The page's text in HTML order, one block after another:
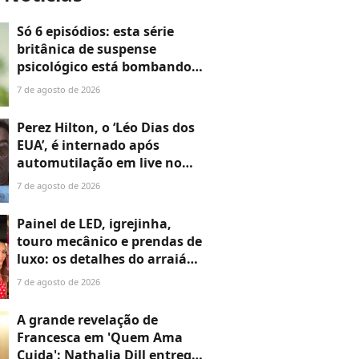
Só 6 episódios: esta série
britânica de suspense
psicológico está bombando
na Netflix
7 de agosto de 2026
Perez Hilton, o ‘Léo Dias dos
EUA’, é internado após
automutilação em live no
TikTok; blogueiro que fez
grave crise aos 48 anos
7 de agosto de 2026
Painel de LED, igrejinha,
touro mecânico e prendas de
luxo: os detalhes do arraiá
fora de época de Neymar e
apenas 48 horas
7 de agosto de 2026
A grande revelação de
Francesca em 'Quem Ama
Cuida': Nathalia Dill entrega